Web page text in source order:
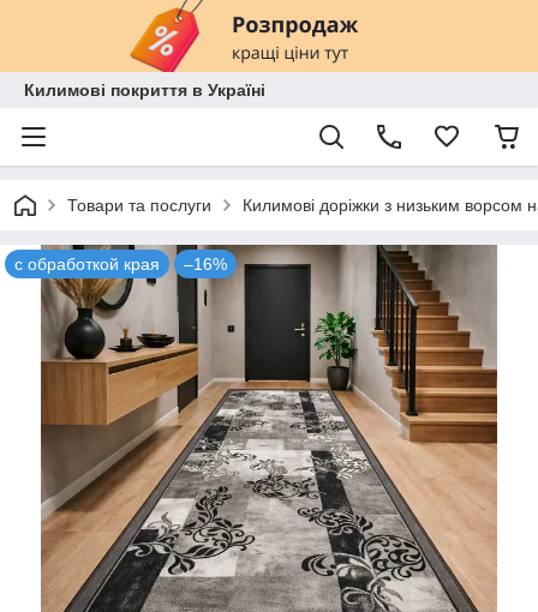
Килимові покриття в Україні
Товари та послуги Килимові доріжки з низьким ворсом
с обработкой края –16%